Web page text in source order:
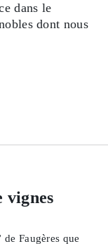
dans le
dont nous
vignes
de Faugères que